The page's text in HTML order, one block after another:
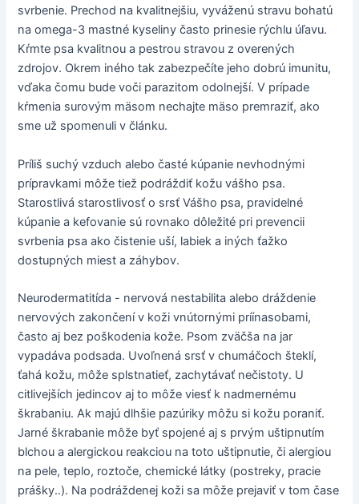
svrbenie. Prechod na kvalitnejšiu, vyváženú stravu bohatú
na omega-3 mastné kyseliny často prinesie rýchlu úľavu.
Kŕmte psa kvalitnou a pestrou stravou z overených
zdrojov. Okrem iného tak zabezpečíte jeho dobrú imunitu,
vďaka čomu bude voči parazitom odolnejší. V prípade
kŕmenia surovým mäsom nechajte mäso premraziť, ako
sme už spomenuli v článku.
Príliš suchý vzduch alebo časté kúpanie nevhodnými
prípravkami môže tiež podráždiť kožu vášho psa.
Starostlivá starostlivosť o srsť Vášho psa, pravidelné
kúpanie a kefovanie sú rovnako dôležité pri prevencii
svrbenia psa ako čistenie uší, labiek a iných ťažko
dostupných miest a záhybov.
Neurodermatitída - nervová nestabilita alebo dráždenie
nervových zakončení v koži vnútornými príínasobami,
často aj bez poškodenia kože. Psom zväčša na jar
vypadáva podsada. Uvoľnená srsť v chumáčoch šteklí,
ťahá kožu, môže splstnatieť, zachytávať nečistoty. U
citlivejších jedincov aj to môže viesť k nadmernému
škrabaniu. Ak majú dlhšie pazúriky môžu si kožu poraniť.
Jarné škrabanie môže byť spojené aj s prvým uštipnutím
blchou a alergickou reakciou na toto uštipnutie, či alergiou
na pele, teplo, roztoče, chemické látky (postreky, pracie
prášky..). Na podráždenej koži sa môže prejaviť v tom čase